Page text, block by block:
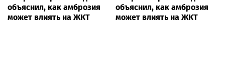
объяснил, как амброзия
может влиять на ЖКТ
объяснил, как амброзия
может влиять на ЖКТ